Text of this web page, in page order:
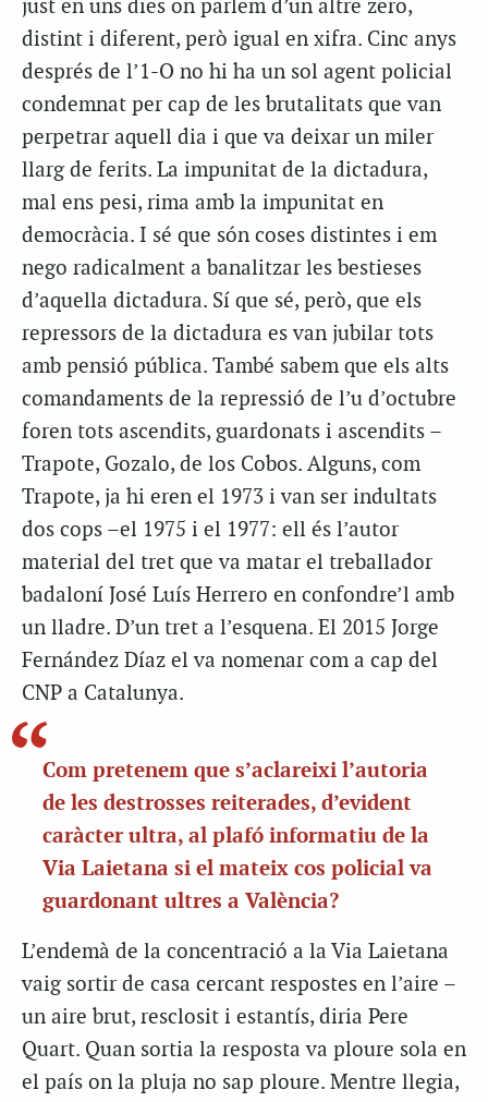
just en uns dies on parlem d’un altre zero,
distint i diferent, però igual en xifra. Cinc anys
després de l’1-O no hi ha un sol agent policial
condemnat per cap de les brutalitats que van
perpetrar aquell dia i que va deixar un miler
llarg de ferits. La impunitat de la dictadura,
mal ens pesi, rima amb la impunitat en
democràcia. I sé que són coses distintes i em
nego radicalment a banalitzar les bestieses
d’aquella dictadura. Sí que sé, però, que els
repressors de la dictadura es van jubilar tots
amb pensió pública. També sabem que els alts
comandaments de la repressió de l’u d’octubre
foren tots ascendits, guardonats i ascendits –
Trapote, Gozalo, de los Cobos. Alguns, com
Trapote, ja hi eren el 1973 i van ser indultats
dos cops –el 1975 i el 1977: ell és l’autor
material del tret que va matar el treballador
badaloní José Luís Herrero en confondre’l amb
un lladre. D’un tret a l’esquena. El 2015 Jorge
Fernández Díaz el va nomenar com a cap del
CNP a Catalunya.
Com pretenem que s’aclareixi l’autoria
de les destrosses reiterades, d’evident
caràcter ultra, al plafó informatiu de la
Via Laietana si el mateix cos policial va
guardonant ultres a València?
L’endemà de la concentració a la Via Laietana
vaig sortir de casa cercant respostes en l’aire –
un aire brut, resclosit i estantís, diria Pere
Quart. Quan sortia la resposta va ploure sola en
el país on la pluja no sap ploure. Mentre llegia,